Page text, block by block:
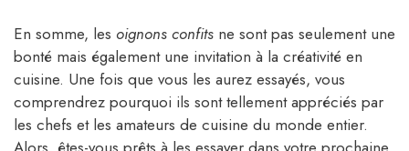
En somme, les oignons confits ne sont pas seulement une
bonté mais également une invitation à la créativité en
cuisine. Une fois que vous les aurez essayés, vous
comprendrez pourquoi ils sont tellement appréciés par
les chefs et les amateurs de cuisine du monde entier.